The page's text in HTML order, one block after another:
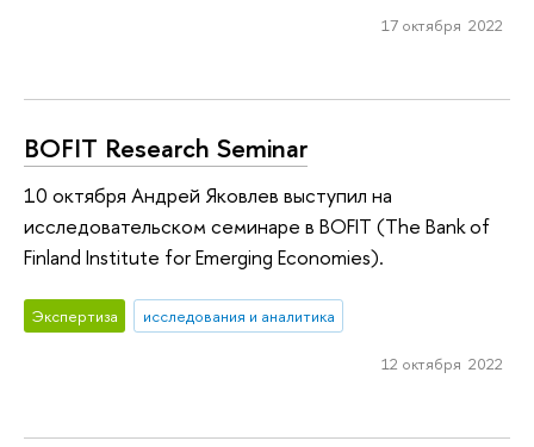
17 октября 2022
BOFIT Research Seminar
10 октября Андрей Яковлев выступил на
исследовательском семинаре в BOFIT (The Bank of
Finland Institute for Emerging Economies).
Экспертиза исследования и аналитика
12 октября 2022